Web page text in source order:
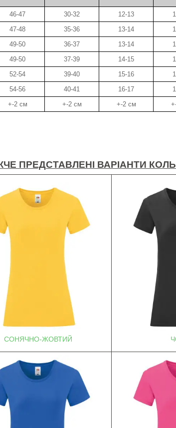
46-47 30-32 12-13
47-48
35-36 13-14
49-50
36-37 13-14
49-50
37-39 14-15
52-54
39-40 15-16
54-56
40-41 16-17
+-2 см
+-2 см +-2 см
ПРЕДСТАВЛЕНІ ВАРІАНТИ
СОНЯЧНО-ЖОВТИЙ